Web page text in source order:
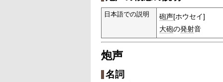
日本語での説明 砲声[ホウセイ]
大砲の発射音
炮声
名詞